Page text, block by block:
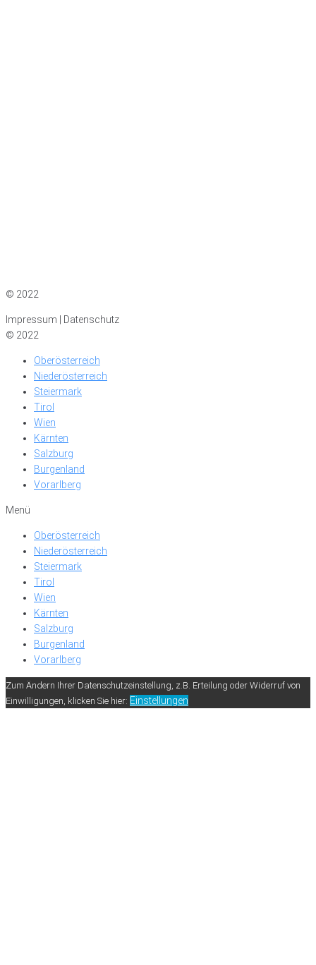
© 2022
Impressum | Datenschutz
© 2022
Oberösterreich
Niederösterreich
Steiermark
Tirol
Wien
Kärnten
Salzburg
Burgenland
Vorarlberg
Menü
Oberösterreich
Niederösterreich
Steiermark
Tirol
Wien
Kärnten
Salzburg
Burgenland
Vorarlberg
Zum Ändern Ihrer Datenschutzeinstellung, z.B. Erteilung oder Widerruf von
Einwilligungen, klicken Sie hier: Einstellungen